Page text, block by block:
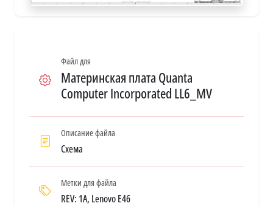
Файл для
Материнская плата Quanta
Computer Incorporated LL6_MV
Описание файла
Схема
Метки для файла
REV: 1A, Lenovo E46